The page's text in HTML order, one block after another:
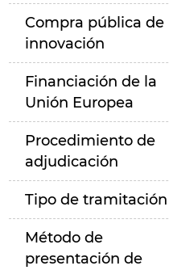
Compra pública de
innovación
Financiación de la
Unión Europea
Procedimiento de
adjudicación
Tipo de tramitación
Método de
presentación de